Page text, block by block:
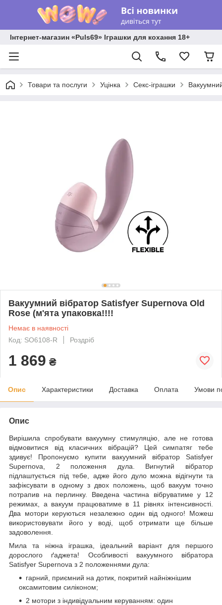
Інтернет-магазин «Puls69» Іграшки для кохання 18+
Товари та послуги Уцінка Секс-іграшки
Вакуумний вібратор Satisfyer Supernova Old
Rose (м'ята упаковка!!!!
Немає в наявності
Код: SO6108-R
Роздріб
1 869 ₴
Опис Характеристики Доставка Оплата Умови
Опис
Вирішила спробувати вакуумну стимуляцію, але не готова
відмовитися від класичних вібрацій? Цей симпатяг тебе
здивує! Пропонуємо купити вакуумний вібратор Satisfyer
Supernova, 2 положення дула. Вигнутий вібратор
підлаштується під тебе, адже його дуло можна відігнути та
зафіксувати в одному з двох положень, щоб вакуум точно
потрапив на перлинку. Введена частина вібруватиме у 12
режимах, а вакуум працюватиме в 11 рівнях інтенсивності.
Два мотори керуються незалежно один від одного! Можеш
використовувати його у воді, щоб отримати ще більше
задоволення.
Мила та ніжна іграшка, ідеальний варіант для першого
дорослого ґаджета! Особливості вакуумного вібратора
Satisfyer Supernova з 2 положеннями дула:
гарний, приємний на дотик, покритий найніжнішим
оксамитовим силіконом;
2 мотори з індивідуальним керуванням: один